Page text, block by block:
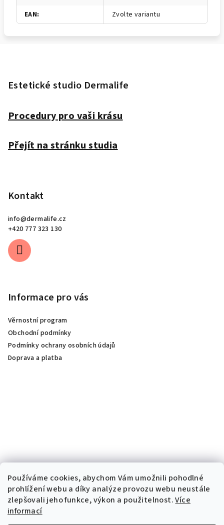
Používáme cookies, abychom Vám umožnili pohodlné
prohlížení webu a díky analýze provozu webu neustále
zlepšovali jeho funkce, výkon a použitelnost.Více
informací
EAN: Zvolte variantu
Estetické studio Dermalife
Procedury pro vaši krásu
Přejít na stránku studia
Kontakt
info@dermalife.cz
+420 777 323 130
Informace pro vás
Věrnostní program
Obchodní podmínky
Podmínky ochrany osobních údajů
Doprava a platba